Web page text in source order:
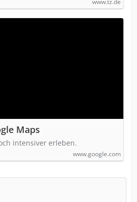
www.tz.de
Maps
intensiver erleben.
www.google.com